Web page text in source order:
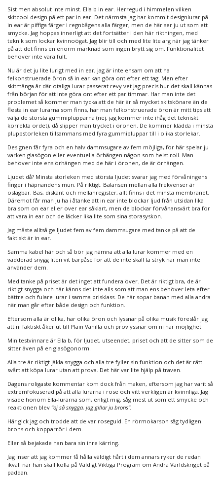
Sist men absolut inte minst. Ella b in ear. Herregud i himmelen vilken
skitcool design på ett par in ear. Det närmsta jag har kommit designlurar på
in ear är piffiga färger i regnbågens alla färger, men de här ser ju ut som ett
smycke. Jag hoppas innerligt att det fortsätter i den här riktningen, med
teknik som lockar kvinnoögat. Jag blir till och med lite lite arg när jag tänker
på att det finns en enorm marknad som ingen brytt sig om. Funktionalitet
behöver inte vara fult.
Nu är det ju lite lurigt med in ear, jag är inte ensam om att ha
felkonstruerade öron så in ear kan göra ont efter ett tag. Men efter
skitmånga år där otaliga lurar passerat revy vet jag precis hur det skall kännas
från början för att inte göra ont efter ett par timmar. Har man inte det
problemet så kommer man tycka att de här är så mycket skitskönare än de
flesta in ear lurarna som finns, har man felkonstruerade öron är mitt tips att
välja de största gummiplupparna (nej, jag kommer inte ihåg det tekniskt
korrekta ordet), då slipper man trycket i öronen. De kommer klädda i minsta
pluppstorleken tillsammans med fyra gummipluppar till i olika storlekar.
Designen får fyra och en halv dammsugare av fem möjliga, för här spelar ju
varken glasögon eller eventuella örhängen någon som helst roll. Man
behöver inte ens örhängen med de här i öronen, de är örhängen.
Ljudet då? Minsta storleken med största ljudet svarar jag med förvåningens
finger i häpnandens mun. På riktigt. Balansen mellan alla frekvenser är
oslagbar. Bas, diskant och mellanregister, allt finns i det minsta membranet.
Däremot får man ju ha i åtanke att in ear inte blockar ljud från utsidan lika
bra som on ear eller over ear såklart, men de blockar förvånansvärt bra för
att vara in ear och de läcker lika lite som sina storasyskon.
Jag måste alltså ge ljudet fem av fem dammsugare med tanke på att de
faktiskt är in ear.
Samma kabel här och så bör jag nämna att alla lurar kommer med en
vadderad snygg liten vit bärpåse för att de inte skall ta stryk när man inte
använder dem.
Med tanke på priset är det inget att fundera över. Det är riktigt bra, de är
riktigt snygga och här känns det inte alls som att man ens behöver leta efter
bättre och fulare lurar i samma prisklass. De här sopar banan med alla andra
när man går efter både design och funktion.
Eftersom alla är olika, har olika öron och lyssnar på olika musik föreslår jag
att ni faktiskt åker ut till Plain Vanilla och provlyssnar om ni har möjlighet.
Min testvinnare är Ella b, för ljudet, utseendet, priset och att de sitter som de
sitter även på en glasögonorm.
Alla tre är riktigt jäkla snygga och alla tre fyller sin funktion och det är rätt
svårt att köpa lurar utan att prova. Det här var lite hjälp på traven.
Dagens roligaste kommentar kom dock från maken, eftersom jag har varit så
extremfokuserad på att alla lurarna i rose och vitt verkligen är kvinnliga. Jag
visade honom Ella-lurarna som, enligt mig, såg mest ut som ett smycke och
reaktionen blev “oj så snygga, jag gillar ju brons”.
Här gick jag och trodde att de var roseguld. En rörmokarson såg tydligen
brons och kopparrör i dem.
Eller så bejakade han bara sin inre kärring.
Jag inser att jag kommer få hålla väldigt hårt i dem annars ryker de redan
ikväll när han skall kolla på Väldigt Viktiga Program om Andra Världskriget på
paddan.